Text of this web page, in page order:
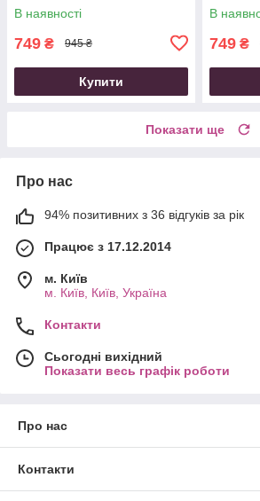
В наявності
749 ₴ 945 ₴
Купити
В
749 ₴
Показати ще
Про нас
94% позитивних з 36 відгуків за рік
Працює з 17.12.2014
м. Київ
м. Київ, Київ, Україна
Контакти
Сьогодні вихідний
Показати весь графік роботи
Про нас
Контакти